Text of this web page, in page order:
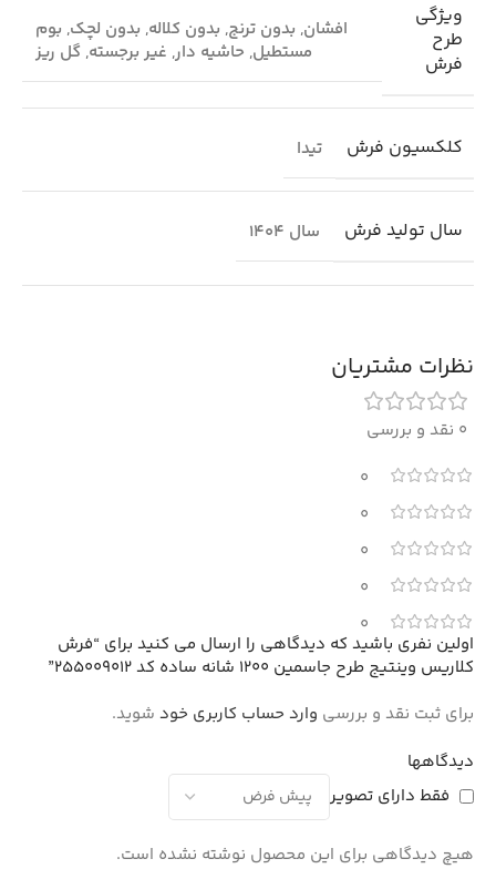
ویژگی
طرح
فرش
افشان, بدون ترنج, بدون کلاله, بدون لچک, بوم
مستطیل, حاشیه دار, غیر برجسته, گل ریز
کلکسیون فرش تیدا
سال تولید فرش سال 1404
نظرات مشتریان
0 نقد و بررسی
0
0
0
0
0
دیدگاهها
فقط دارای تصویر
هیچ دیدگاهی برای این محصول نوشته نشده است.
اولین نفری باشید که دیدگاهی را ارسال می کنید برای “فرش
کلاریس وینتیج طرح جاسمین 1200 شانه ساده کد 255009012”
برای ثبت نقد و بررسی وارد حساب کاربری خود شوید.